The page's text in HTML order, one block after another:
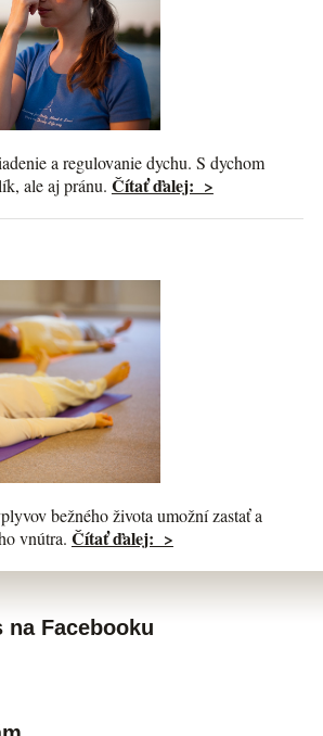
a regulovanie dychu. S dychom
ale aj pránu. Čítať ďalej: >
bežného života umožní zastať a
vnútra. Čítať ďalej: >
na Facebooku